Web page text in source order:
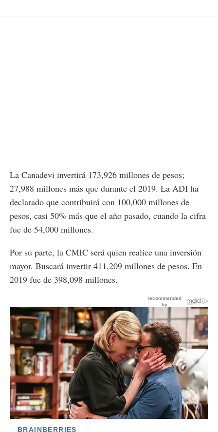
La Canadevi invertirá 173,926 millones de pesos;
27,988 millones más que durante el 2019. La ADI ha
declarado que contribuirá con 100,000 millones de
pesos, casi 50% más que el año pasado, cuando la cifra
fue de 54,000 millones.
Por su parte, la CMIC será quien realice una inversión
mayor. Buscará invertir 411,209 millones de pesos. En
2019 fue de 398,098 millones.